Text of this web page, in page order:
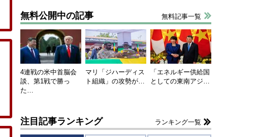
無料公開中の記事 無料記事一覧
4連戦の米中首脳会
談、第1戦で勝っ
た…
マリ「ジハーディス
ト組織」の攻勢が…
「エネルギー供給国
としての東南アジ…
注目記事ランキング ランキング一覧